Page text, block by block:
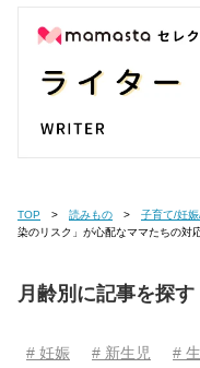
TOP 読みもの 子育て/妊
染のリスク」が心配なママたちの対
月齢別に記事を探す
# 妊娠 # 新生児 #